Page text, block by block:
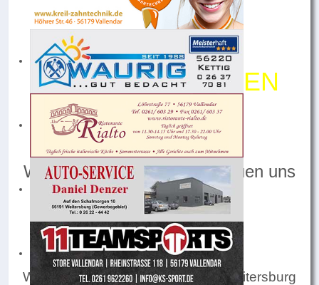
WERDE TEIL
DERBLAU/GELBEN
FAMILIE!
Werde einer von uns, wir freuen uns
auf dich.
Wir sind der SV Viktoria 1928 Weitersburg